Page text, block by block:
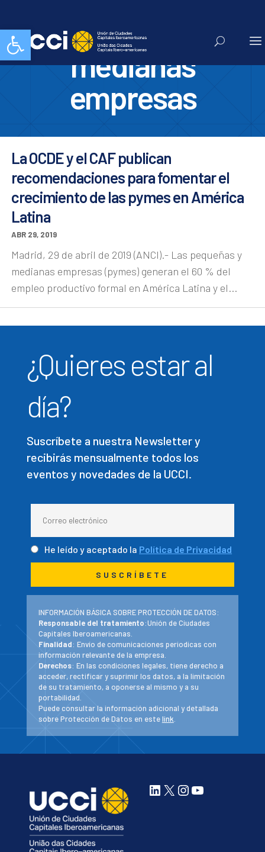
Abrir barra de herramientas
pequeñas y
medianas
empresas
La OCDE y el CAF publican
recomendaciones para fomentar el
crecimiento de las pymes en América
Latina
ABR 29, 2019
Madrid, 29 de abril de 2019 (ANCI).- Las pequeñas y
medianas empresas (pymes) generan el 60 % del
empleo productivo formal en América Latina y el...
¿Quieres estar al
día?
Suscríbete a nuestra Newsletter y
recibirás mensualmente todos los
eventos y novedades de la UCCI.
He leído y aceptado la Política de Privacidad
INFORMACIÓN BÁSICA SOBRE PROTECCIÓN DE DATOS:
Responsable del tratamiento:Unión de Ciudades
Capitales Iberoamericanas.
Finalidad: Envío de comunicaciones periodicas con
información relevante de la empresa.
Derechos: En las condiciones legales, tiene derecho a
acceder, rectificar y suprimir los datos, a la limitación
de su tratamiento, a oponerse al mismo y a su
portabilidad.
Puede consultar la información adicional y detallada
sobre Protección de Datos en estelink
LinkedIn
X Instagram
YouTube